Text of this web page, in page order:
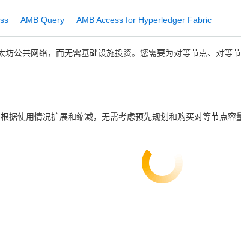
AMB Query AMB Access for Hyperledger Fabric
公共网络，而无需基础设施投资。您需要为对等节点、对等
据使用情况扩展和缩减，无需考虑预先规划和购买对等节点容